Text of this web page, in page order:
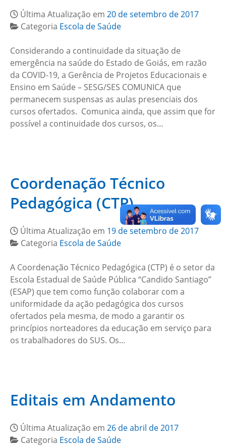
Última Atualização em 20 de setembro de 2017
Categoria Escola de Saúde
Considerando a continuidade da situação de
emergência na saúde do Estado de Goiás, em razão
da COVID-19, a Gerência de Projetos Educacionais e
Ensino em Saúde – SESG/SES COMUNICA que
permanecem suspensas as aulas presenciais dos
cursos ofertados. Comunica ainda, que assim que for
possível a continuidade dos cursos, os…
Coordenação Técnico
Pedagógica (CTP)
Última Atualização em 19 de setembro de 2017
Categoria Escola de Saúde
A Coordenação Técnico Pedagógica (CTP) é o setor da
Escola Estadual de Saúde Pública “Candido Santiago”
(ESAP) que tem como função colaborar com a
uniformidade da ação pedagógica dos cursos
ofertados pela mesma, de modo a garantir os
princípios norteadores da educação em serviço para
os trabalhadores do SUS. Os…
Editais em Andamento
Última Atualização em 26 de abril de 2017
Categoria Escola de Saúde